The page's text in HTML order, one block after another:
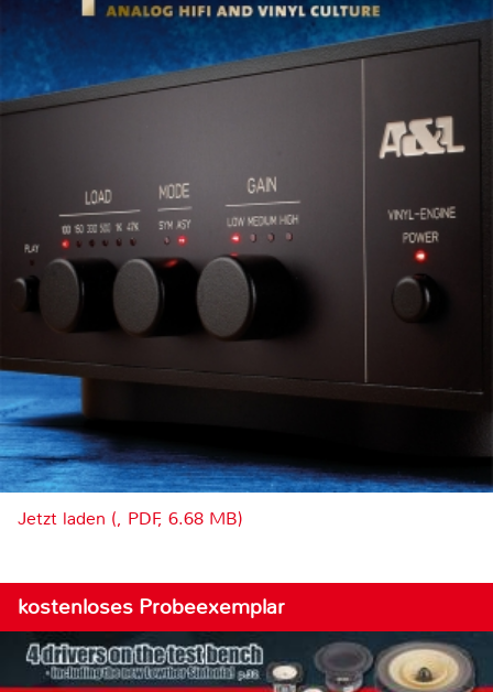
Jetzt laden (, PDF, 6.68 MB)
kostenloses Probeexemplar